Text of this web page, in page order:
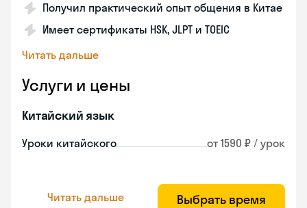
Получил практический опыт общения в Китае
Имеет сертификаты HSK, JLPT и TOEIC
Читать дальше
Услуги и цены
Китайский язык
Уроки китайского от 1590 ₽ / урок
Читать дальше Выбрать время